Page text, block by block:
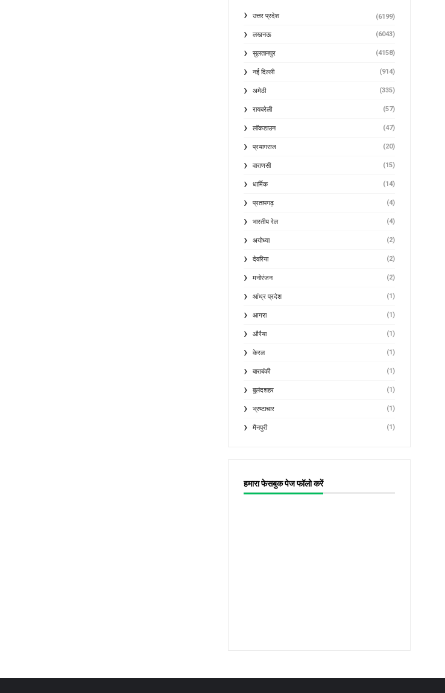
उत्तर प्रदेश (6199)
लखनऊ (6043)
सुलतानपुर (4158)
नई दिल्ली (914)
अमेठी (335)
रायबरेली (57)
लॉकडाउन (47)
प्रयागराज (20)
वाराणसी (15)
धार्मिक (14)
प्रतापगढ़ (4)
भारतीय रेल (4)
अयोध्या (2)
देवरिया (2)
मनोरंजन (2)
आंध्र प्रदेश (1)
आगरा (1)
औरैया (1)
केरल (1)
बाराबंकी (1)
बुलंदशहर (1)
भ्रष्टाचार (1)
मैनपुरी (1)
हमारा फेसबुक पेज फॉलो करें